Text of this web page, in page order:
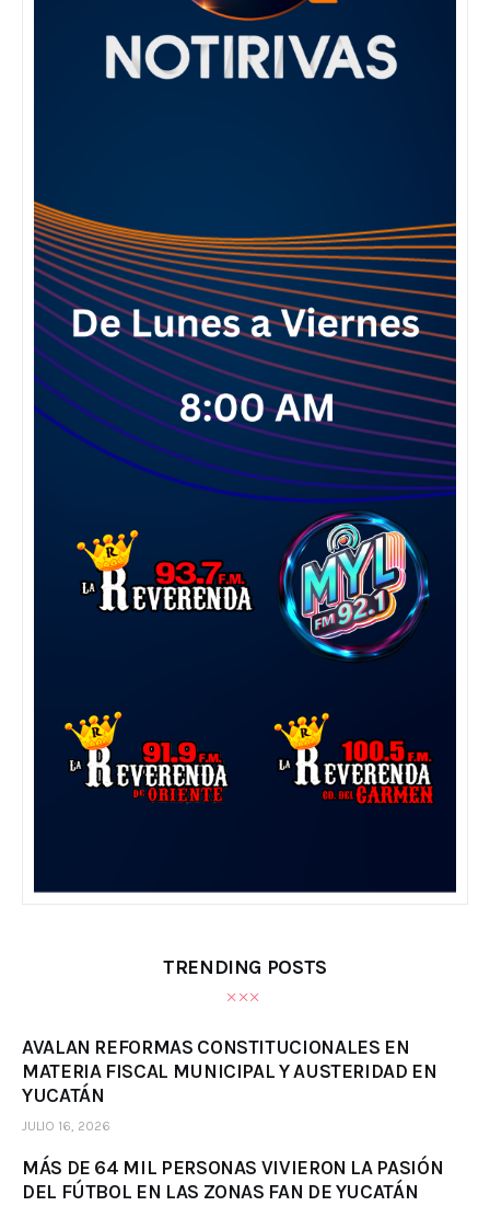
TRENDING POSTS
AVALAN REFORMAS CONSTITUCIONALES EN
MATERIA FISCAL MUNICIPAL Y AUSTERIDAD EN
YUCATÁN
JULIO 16, 2026
MÁS DE 64 MIL PERSONAS VIVIERON LA PASIÓN
DEL FÚTBOL EN LAS ZONAS FAN DE YUCATÁN